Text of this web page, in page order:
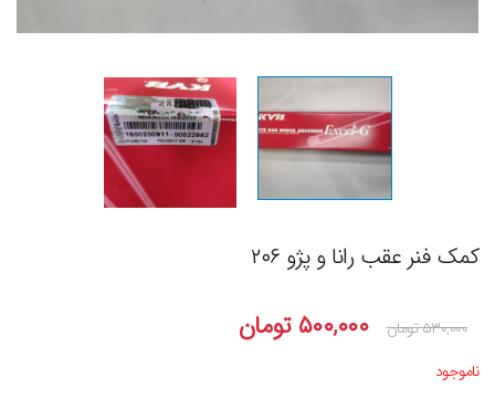
کمک فنر عقب رانا و پژو ۲۰۶
۵۳۰,۰۰۰تومان ۵۰۰,۰۰۰ تومان
ناموجود